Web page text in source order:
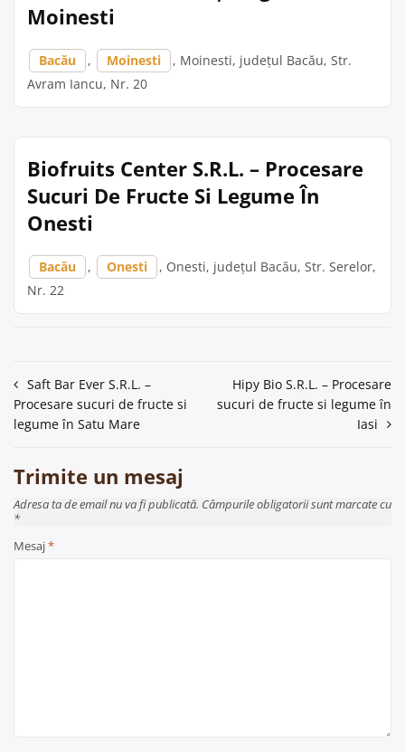
Moinesti
Bacău , Moinesti
, Moinesti, județul Bacău, Str.
Avram Iancu, Nr. 20
Biofruits Center S.R.L. – Procesare
Sucuri De Fructe Si Legume În
Onesti
Bacău , Onesti
, Onesti, județul Bacău, Str. Serelor,
Nr. 22
Navigare
în
Saft Bar Ever S.R.L. –
Procesare sucuri de fructe si
legume în Satu Mare
Hipy Bio S.R.L. – Procesare
sucuri de fructe si legume în
Iasi
Trimite un mesaj
Adresa ta de email nu va fi publicată. Câmpurile obligatorii sunt marcate cu
*
Mesaj*